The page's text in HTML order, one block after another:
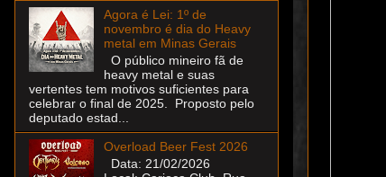
Agora é Lei: 1º de
novembro é dia do Heavy
metal em Minas Gerais
O público mineiro fã de
heavy metal e suas
vertentes tem motivos suficientes para
celebrar o final de 2025. Proposto pelo
deputado estad...
Overload Beer Fest 2026
Data: 21/02/2026